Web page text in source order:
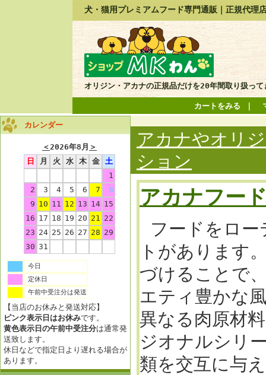
犬・猫用プレミアムフード専門通販｜正規代理
オリジン・アカナの正規品だけを20年間取り扱って
カートをみる
カレンダー
＜2026年8月 ＞
日
月 火 水 木 金
土
1
2
3 4 5 6 7
8
9 10 11 12 13 14 15
16 17 18 19 20 21 22
23 24 25 26 27 28 29
30 31
今日
定休日
午前中受注分は発送
【当店のお休みと発送対応】
ピンク表示日はお休みです。
黄色表示日の午前中受注分は通常発
送致します。
休日などで指定日より遅れる場合が
あります。
アカナやオリ
ション
アカナフー
フードをロー
トがあります
づけることで
エティ豊かな
異なる肉原材
ジオナルシリ
類を交互に与